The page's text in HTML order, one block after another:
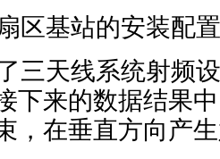
区基站的安装配
三天线系统射频
下来的数据结果
，在垂直方向产